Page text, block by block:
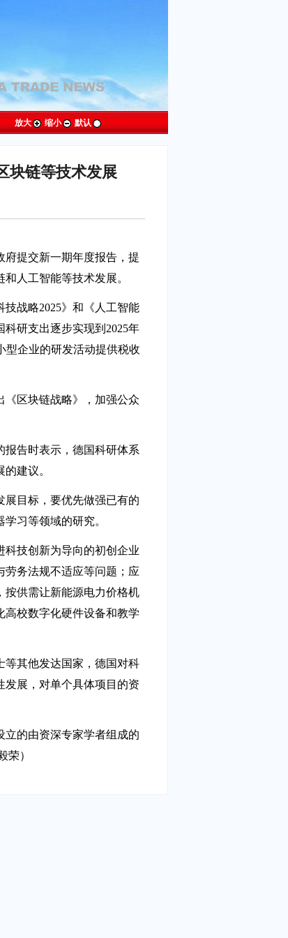
放大 缩小 默认
块链等技术发展
府提交新一期年度报告，提
人工智能等技术发展。
战略2025》和《人工智能
研支出逐步实现到2025年
型企业的研发活动提供税收
《区块链战略》，加强公众
报告时表示，德国科研体系
建议。
展目标，要优先做强已有的
习等领域的研究。
科技创新为导向的初创企业
劳务法规不适应等问题；应
按供需让新能源电力价格机
高校数字化硬件设备和教学
等其他发达国家，德国对科
发展，对单个具体项目的资
立的由资深专家学者组成的
荣）